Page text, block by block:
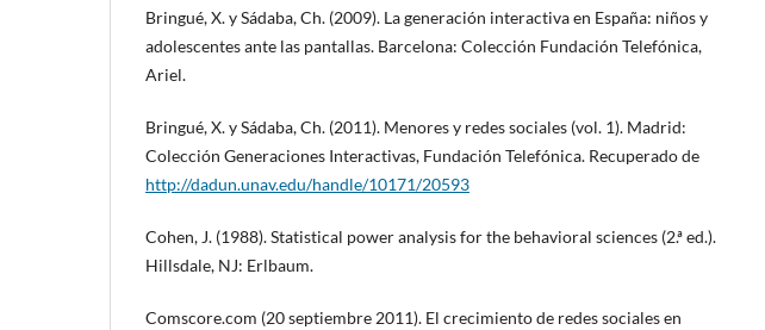
Bringué, X. y Sádaba, Ch. (2009). La generación interactiva en España: niños y
adolescentes ante las pantallas. Barcelona: Colección Fundación Telefónica,
Ariel.
Bringué, X. y Sádaba, Ch. (2011). Menores y redes sociales (vol. 1). Madrid:
Colección Generaciones Interactivas, Fundación Telefónica. Recuperado de
http://dadun.unav.edu/handle/10171/20593
Cohen, J. (1988). Statistical power analysis for the behavioral sciences (2.ª ed.).
Hillsdale, NJ: Erlbaum.
Comscore.com (20 septiembre 2011). El crecimiento de redes sociales en